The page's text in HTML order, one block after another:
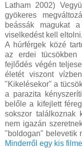
Latham 2002)
gyökeres
beássák magukat
viselkedést kell
A húrférgek közé
az erdei tücsökben
fejlődés végén
életét viszont
"Kikelésekor" a
a parazita
belőle a kifejlett
sokszor találkoznak
nem igazán
"boldogan" belevetik
Minderről egy kis